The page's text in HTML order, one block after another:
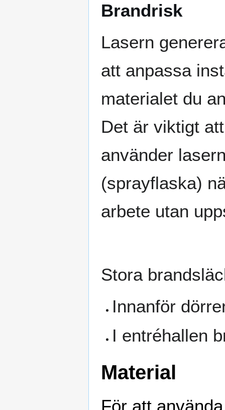
Brandrisk
Lasern
att anpassa
materialet du
Det är viktigt
använder
(sprayflaska)
arbete utan
Stora
Innanför
I entréhallen
Material
För att